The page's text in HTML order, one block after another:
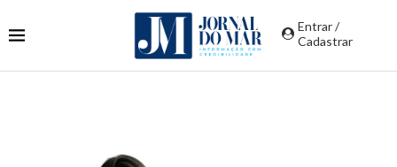
Entrar /
Cadastrar